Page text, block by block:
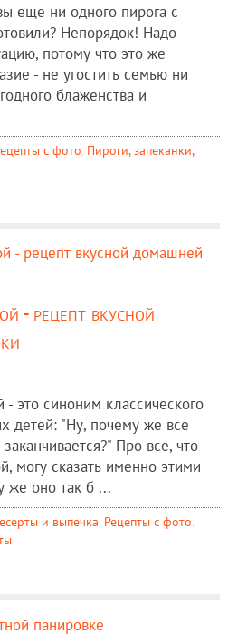
еще ни одного пирога с
Непорядок! Надо
потому что это же
- не угостить семью ни
блаженства и
c фото, Пироги, запеканки,
- рецепт вкусной
- это синоним классического
детей: "Ну, почему же все
Про все, что
могу сказать именно этими
же оно так б ...
и выпечка, Рецепты c фото,